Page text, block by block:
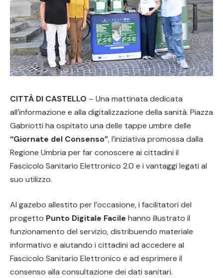
CITTÀ DI CASTELLO – Una mattinata dedicata
all’informazione e alla digitalizzazione della sanità. Piazza
Gabriotti ha ospitato una delle tappe umbre delle
“Giornate del Consenso”, l’iniziativa promossa dalla
Regione Umbria per far conoscere ai cittadini il
Fascicolo Sanitario Elettronico 2.0 e i vantaggi legati al
suo utilizzo.
Al gazebo allestito per l’occasione, i facilitatori del
progetto Punto Digitale Facile hanno illustrato il
funzionamento del servizio, distribuendo materiale
informativo e aiutando i cittadini ad accedere al
Fascicolo Sanitario Elettronico e ad esprimere il
consenso alla consultazione dei dati sanitari.